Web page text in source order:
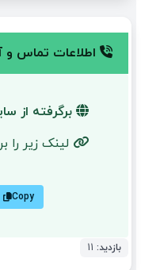
اطلاعات تماس و
برگرفته از
لینک زیر را
Copy
بازدید: 11